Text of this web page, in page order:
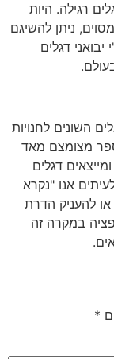
רגילה. היות
ניתן להשיגם
דגלים
השונים לחנויות
מצומצם מאד
דגלים
אנו "נקרא
להעניק הדרת
במקרה זה
*